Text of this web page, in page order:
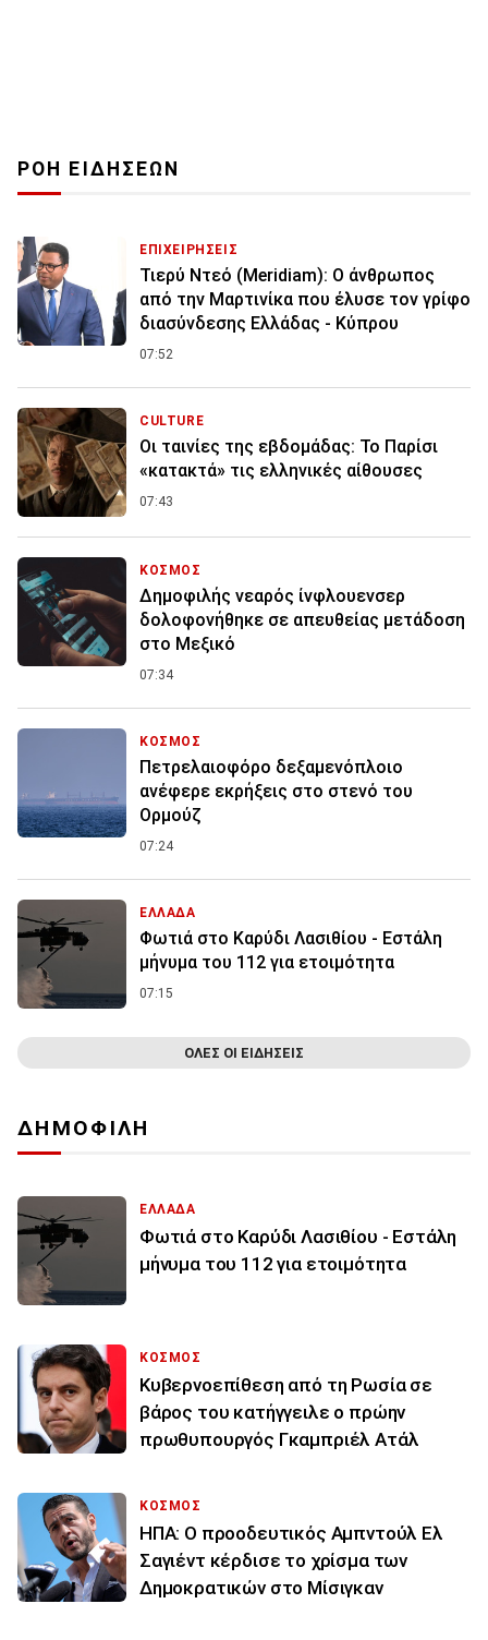
ΡΟΗ ΕΙΔΗΣΕΩΝ
ΕΠΙΧΕΙΡΗΣΕΙΣ
Τιερύ Ντεό (Meridiam): Ο άνθρωπος
από την Μαρτινίκα που έλυσε τον γρίφο
διασύνδεσης Ελλάδας - Κύπρου
07:52
CULTURE
Οι ταινίες της εβδομάδας: Το Παρίσι
«κατακτά» τις ελληνικές αίθουσες
07:43
ΚΟΣΜΟΣ
Δημοφιλής νεαρός ίνφλουενσερ
δολοφονήθηκε σε απευθείας μετάδοση
στο Μεξικό
07:34
ΚΟΣΜΟΣ
Πετρελαιοφόρο δεξαμενόπλοιο
ανέφερε εκρήξεις στο στενό του
Ορμούζ
07:24
ΕΛΛΑΔΑ
Φωτιά στο Καρύδι Λασιθίου - Εστάλη
μήνυμα του 112 για ετοιμότητα
07:15
ΟΛΕΣ ΟΙ ΕΙΔΗΣΕΙΣ
ΔΗΜΟΦΙΛΗ
ΕΛΛΑΔΑ
Φωτιά στο Καρύδι Λασιθίου - Εστάλη
μήνυμα του 112 για ετοιμότητα
ΚΟΣΜΟΣ
Κυβερνοεπίθεση από τη Ρωσία σε
βάρος του κατήγγειλε ο πρώην
πρωθυπουργός Γκαμπριέλ Ατάλ
ΚΟΣΜΟΣ
ΗΠΑ: Ο προοδευτικός Αμπντούλ Ελ
Σαγιέντ κέρδισε το χρίσμα των
Δημοκρατικών στο Μίσιγκαν